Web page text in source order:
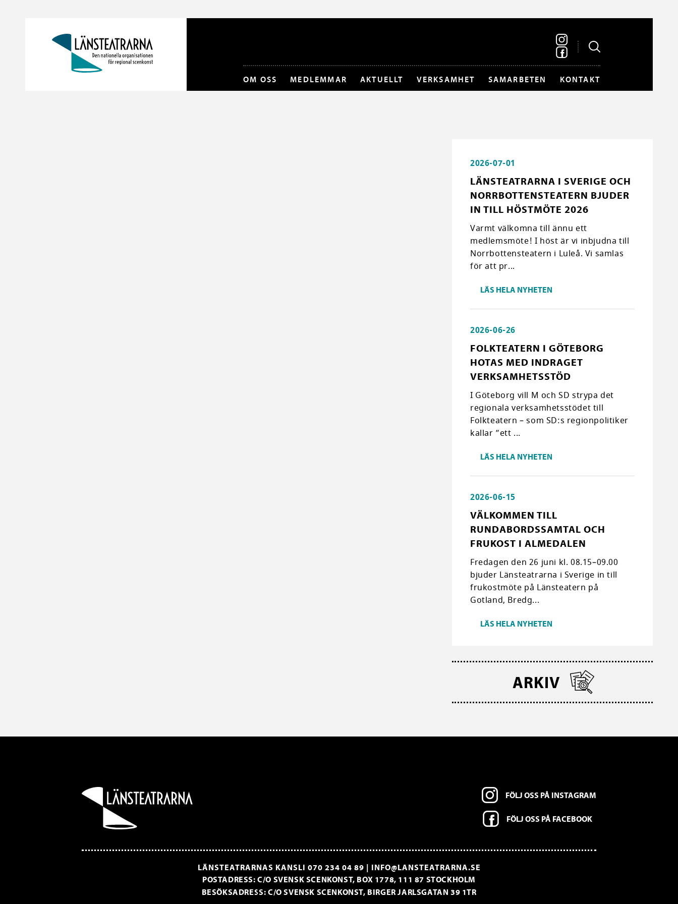
OM OSS MEDLEMMAR AKTUELLT VERKSAMHET SAMARBETEN KONTAKT
2026-07-01
LÄNSTEATRARNA I SVERIGE OCH
NORRBOTTENSTEATERN BJUDER
IN TILL HÖSTMÖTE 2026
Varmt välkomna till ännu ett
medlemsmöte! I höst är vi inbjudna till
Norrbottensteatern i Luleå. Vi samlas
för att pr...
LÄS HELA NYHETEN
2026-06-26
FOLKTEATERN I GÖTEBORG
HOTAS MED INDRAGET
VERKSAMHETSSTÖD
I Göteborg vill M och SD strypa det
regionala verksamhetsstödet till
Folkteatern – som SD:s regionpolitiker
kallar ”ett ...
LÄS HELA NYHETEN
2026-06-15
VÄLKOMMEN TILL
RUNDABORDSSAMTAL OCH
FRUKOST I ALMEDALEN
Fredagen den 26 juni kl. 08.15–09.00
bjuder Länsteatrarna i Sverige in till
frukostmöte på Länsteatern på
Gotland, Bredg...
LÄS HELA NYHETEN
ARKIV
FÖLJ OSS PÅ INSTAGRAM
FÖLJ OSS PÅ FACEBOOK
LÄNSTEATRARNAS KANSLI 070 234 04 89 | INFO@LANSTEATRARNA.SE
POSTADRESS: C/O SVENSK SCENKONST, BOX 1778, 111 87 STOCKHOLM
BESÖKSADRESS: C/O SVENSK SCENKONST, BIRGER JARLSGATAN 39 1TR